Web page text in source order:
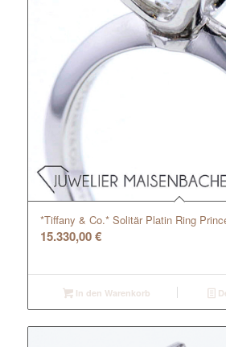
*Tiffany & Co.* Solitär Platin Ring
15.330,00€
In den Warenkorb